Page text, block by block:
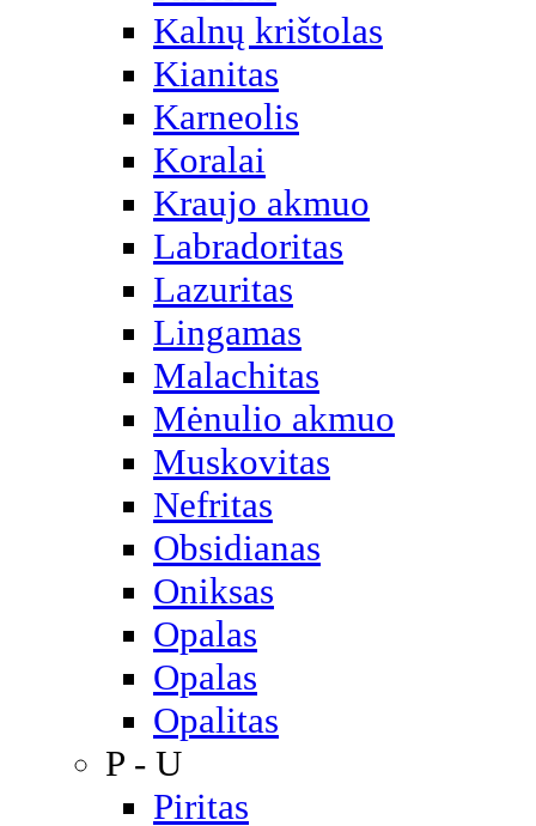
Kalnų krištolas
Kianitas
Karneolis
Koralai
Kraujo akmuo
Labradoritas
Lazuritas
Lingamas
Malachitas
Mėnulio akmuo
Muskovitas
Nefritas
Obsidianas
Oniksas
Opalas
Opalas
Opalitas
P - U
Piritas